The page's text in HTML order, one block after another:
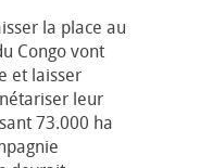
la place au
Congo vont
et laisser
leur
73.000 ha